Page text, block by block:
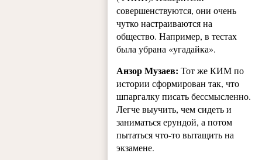
совершенствуются, они очень
чутко настраиваются на
общество. Например, в тестах
была убрана «угадайка».
Анзор Музаев:Тот же КИМ по
истории сформирован так, что
шпаргалку писать бессмысленно.
Легче выучить, чем сидеть и
заниматься ерундой, а потом
пытаться что-то вытащить на
экзамене.